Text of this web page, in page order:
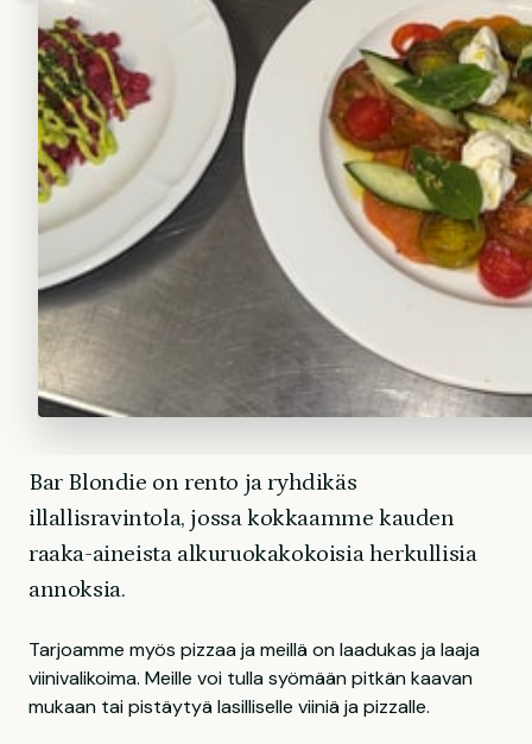
Bar Blondie on rento ja ryhdikäs
illallisravintola, jossa kokkaamme kauden
raaka-aineista alkuruokakokoisia herkullisia
annoksia.
Tarjoamme myös pizzaa ja meillä on laadukas ja laaja
viinivalikoima. Meille voi tulla syömään pitkän kaavan
mukaan tai pistäytyä lasilliselle viiniä ja pizzalle.